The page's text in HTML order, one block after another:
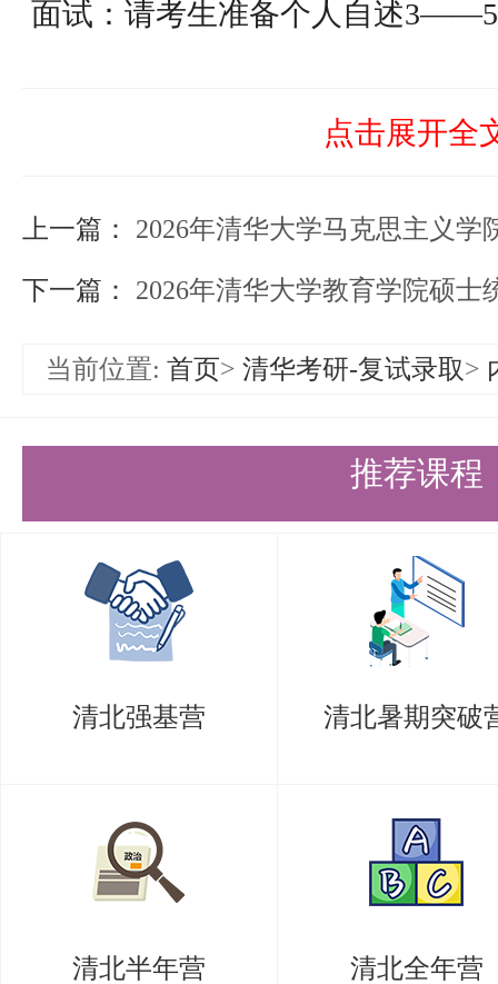
面试：请考生准备个人自述
对报考专业的科研了解情况等，
专业领域发展的潜力、思维的敏
言表达能力、专业基础知识、相
外语听力与口语测试：在面试过
（2）考生应在我院系规定时间
点），按照《清华大学研究生招
规则》，参加所有复试考核环节。
（3）考生参加复试前务必登录
家教育考试违规处理办法》与《
知情了解。
（4）请保持通信方式畅通，及
院系的通知。
点击展开全
上一篇： 2026年清华大学马克思主义学院全国硕
下一篇： 2026年清华大学教育学院硕士
当前位置: 首页> 清华考研-复试录取>
推荐课程
清北强基营 清北暑期突破
清北半年营 清北全年营